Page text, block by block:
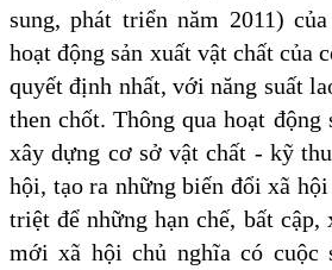
sung, phát triển năm 2011)
hoạt động sản xuất vật chất của
quyết định nhất, với năng suất
then chốt. Thông qua hoạt động
xây dựng cơ sở vật chất - kỹ
hội, tạo ra những biến đổi xã
triệt để những hạn chế, bất cập,
mới xã hội chủ nghĩa có cuộc